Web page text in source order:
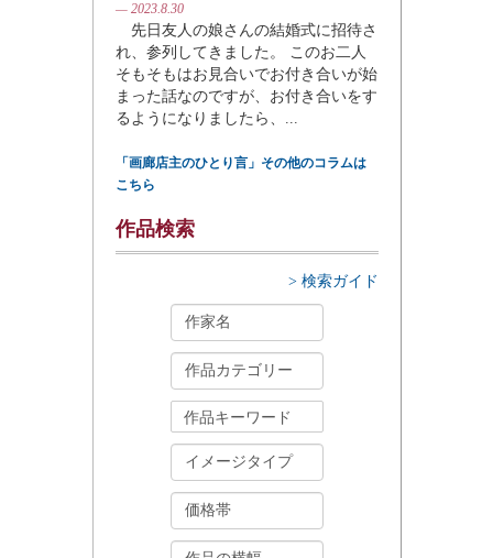
— 2023.8.30
先日友人の娘さんの結婚式に招待さ
れ、参列してきました。 このお二人
そもそもはお見合いでお付き合いが始
まった話なのですが、お付き合いをす
るようになりましたら、...
「画廊店主のひとり言」その他のコラムは
こちら
作品検索
> 検索ガイド